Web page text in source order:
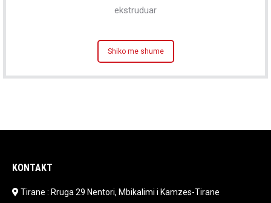
ekstruduar
Shiko me shume
KONTAKT
Tirane : Rruga 29 Nentori, Mbikalimi i Kamzes-Tirane